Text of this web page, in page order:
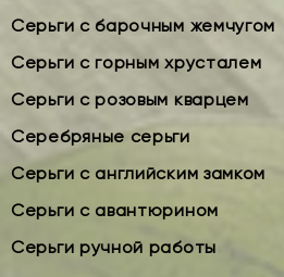
Серьги с барочным жемчугом
Серьги с горным хрусталем
Серьги с розовым кварцем
Серебряные серьги
Серьги с английским замком
Серьги с авантюрином
Серьги ручной работы